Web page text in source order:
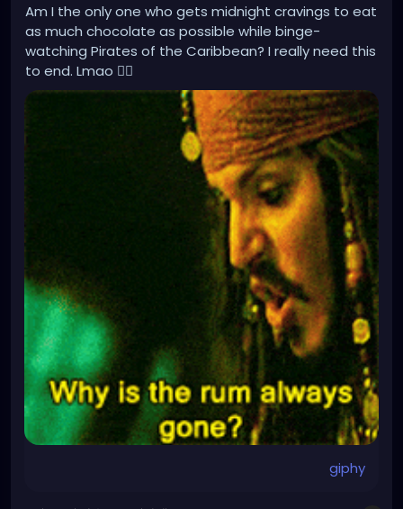
Am I the only one who gets midnight cravings to eat
as much chocolate as possible while binge-
watching Pirates of the Caribbean? I really need this
to end. Lmao 🏴‍☠️
giphy